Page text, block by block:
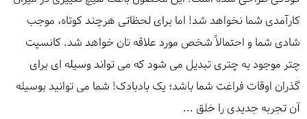
کارآمدی شما نخواهد شد! اما برای لحظاتی هرچند کوتاه، موجب
شادی شما و احتمالاً شخص مورد علاقه تان خواهد شد. کانسپت
چتر موجود به چتری تبدیل می شود که می تواند وسیله ای برای
گذران اوقات فراغت شما باشد؛ یک بادبادک! شما می توانید بوسیله
آن تجربه جدیدی را خلق ...